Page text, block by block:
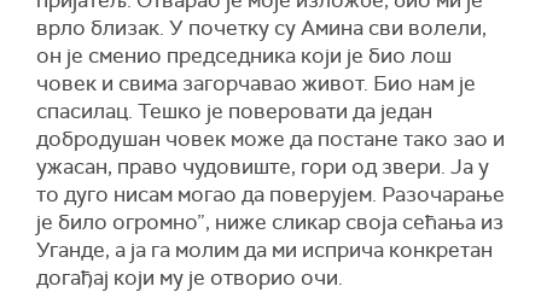
врло близак. У почетку су Амина сви волели,
он је сменио председника који је био лош
човек и свима загорчавао живот. Био нам је
спасилац. Тешко је поверовати да један
добродушан човек може да постане тако зао и
ужасан, право чудовиште, гори од звери. Ја у
то дуго нисам могао да поверујем. Разочарање
је било огромно”, ниже сликар своја сећања из
Уганде, а ја га молим да ми исприча конкретан
догађај који му је отворио очи.